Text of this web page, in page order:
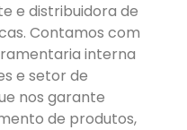
e distribuidora de
Contamos com
interna
e setor de
nos garante
de produtos,